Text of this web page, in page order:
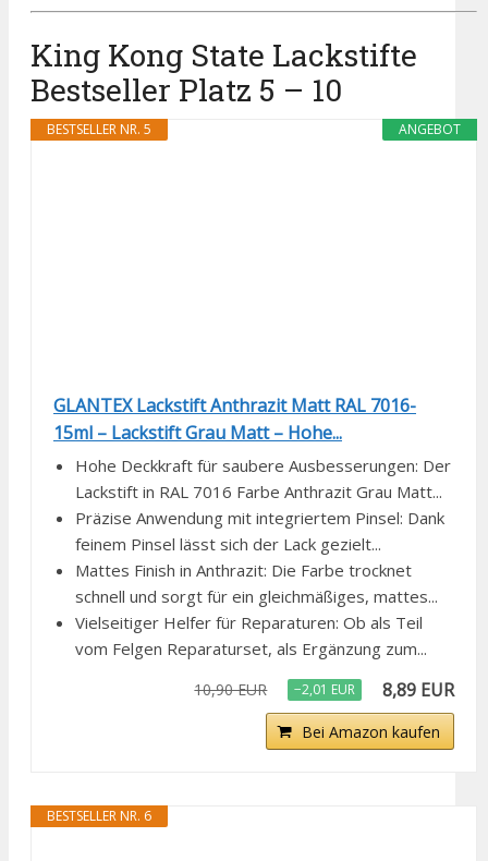
King Kong State Lackstifte
Bestseller Platz 5 – 10
ANGEBOT
BESTSELLER NR. 5
GLANTEX Lackstift Anthrazit Matt RAL 7016-
15ml – Lackstift Grau Matt – Hohe...
Hohe Deckkraft für saubere Ausbesserungen: Der
Lackstift in RAL 7016 Farbe Anthrazit Grau Matt...
Präzise Anwendung mit integriertem Pinsel: Dank
feinem Pinsel lässt sich der Lack gezielt...
Mattes Finish in Anthrazit: Die Farbe trocknet
schnell und sorgt für ein gleichmäßiges, mattes...
Vielseitiger Helfer für Reparaturen: Ob als Teil
vom Felgen Reparaturset, als Ergänzung zum...
10,90 EUR −2,01 EUR 8,89 EUR
Bei Amazon kaufen
BESTSELLER NR. 6